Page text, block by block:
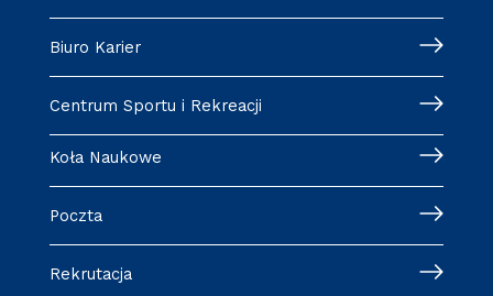
Biuro Karier
Centrum Sportu i Rekreacji
Koła Naukowe
Poczta
Rekrutacja